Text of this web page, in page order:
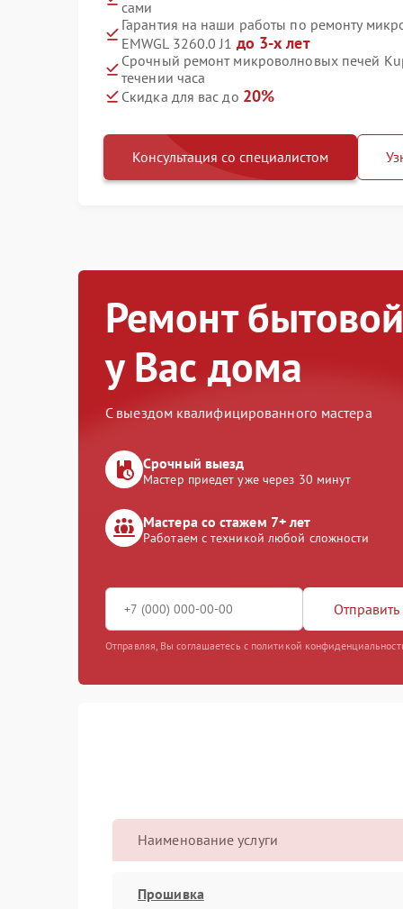
сами
Гарантия на наши работы по ремонту
EMWGL 3260.0 J1 до 3-х лет
Срочный ремонт микроволновых печей
течении часа
Скидка для вас до 20%
Консультация со специалистом
Ремонт
у Вас дома
С выездом квалифицированного мастера
Срочный выезд
Мастер приедет уже через 30 минут
Мастера со стажем 7+ лет
Работаем с техникой любой сложности
Отправить
Отправляя, Вы соглашаетесь с политикой
Наименование услуги
Прошивка